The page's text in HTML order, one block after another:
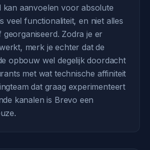
kan aanvoelen voor absolute
veel functionaliteit, en niet alles
georganiseerd. Zodra je er
merk je echter dat de
opbouw wel degelijk doordacht
met wat technische affiniteit
dat graag experimenteert
kanalen is Brevo een